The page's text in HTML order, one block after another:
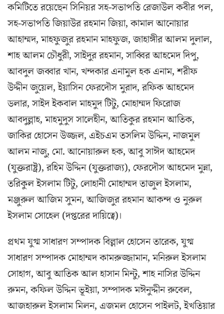
কমিটিতে রয়েছেন সিনিয়র সহ-সভাপতি রেজাউল কবীর পল,
সহ-সভাপতি জিয়াউর রহমান জিয়া, কামাল আনোয়ার
আহাম্মদ, মাহফুজুর রহমান মাহফুজ, জাহাঙ্গীর আলম দুলাল,
শাহ আলম চৌধুরী, সাইদুর রহমান, সাব্বির আহমেদ দিপু,
আবদুল জব্বার খান, খন্দকার এনামুল হক এনাম, শরীফ
উদ্দীন জুয়েল, ইয়াসিন ফেরদৌস মুরাদ, রফিক আহমেদ
ডলার, সাইদ ইকবাল মাহমুদ টিটু, মোহাম্মদ ফিরোজ
আবদুল্লাহ, মাহমুদুস সালেহীন, আতিকুর রহমান আতিক,
জাকির হোসেন উজ্জল, এইচএম তসলিম উদ্দিন, নাজমুল
আলম নাজু, মো. আনোয়ারুল হক, আবু সাঈদ আহমেদ
(যুক্তরাষ্ট্র), রহিম উদ্দিন (যুক্তরাজ্য), ফেরদৌস আহমেদ মুন্না,
তরিকুল ইসলাম টিটু, লোহানী মোহাম্মদ তাজুল ইসলাম,
মঞ্জুরুল আজিম সুমন, আজিজুর রহমান আকন্দ ও নুরুল
ইসলাম সোহেল (দপ্তরের দায়িত্বে)।
প্রথম যুগ্ম সাধারণ সম্পাদক বিল্লাল হোসেন তারেক, যুগ্ম
সাধারণ সম্পাদক মোহাম্মদ কামরুজ্জামান, মনিরুল ইসলাম
সোহাগ, আবু আতিক আল হাসান মিন্টু, শাহ নাসির উদ্দিন
রুমন, কফিল উদ্দিন ভূইয়া, সম্পাদক মঈনুদ্দীন রুবেল,
আজহারুল ইসলাম মিলন, এজমল হোসেন পাইলট, ইখতিয়ার